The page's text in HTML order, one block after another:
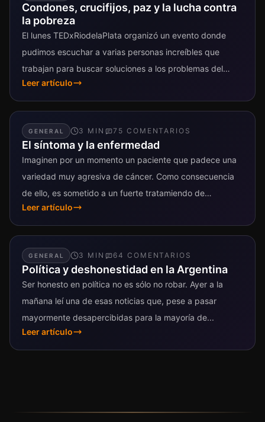
Condones, crucifijos, paz y la lucha contra
la pobreza
El lunes TEDxRiodelaPlata organizó un evento donde
pudimos escuchar a varias personas increíbles que
trabajan para buscar soluciones a los problemas del
mundo. Dentro de algunas semanas van...
Leer artículo
GENERAL 3 MIN 75 COMENTARIO S
El síntoma y la enfermedad
Imaginen por un momento un paciente que padece una
variedad muy agresiva de cáncer. Como consecuencia
de ello, es sometido a un fuerte tratamiendo de
quimioterapia que deja...
Leer artículo
GENERAL 3 MIN 64 COMENTARIO S
Política y deshonestidad en la Argentina
Ser honesto en política no es sólo no robar. Ayer a la
mañana leí una de esas noticias que, pese a pasar
mayormente desapercibidas para la mayoría de...
Leer artículo